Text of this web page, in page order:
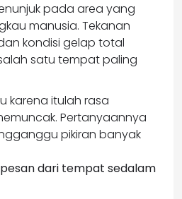
pada area yang
manusia. Tekanan
kondisi gelap total
satu tempat paling
karena itulah rasa
Pertanyaannya
pikiran banyak
dari tempat sedalam